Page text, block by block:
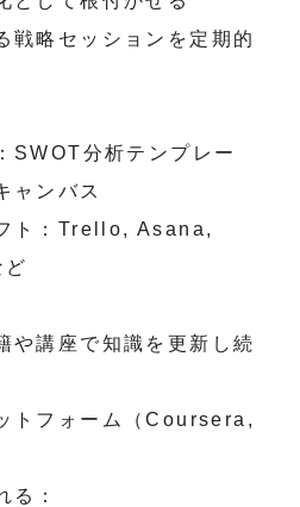
戦略セッションを定期的
SWOT分析テンプレー
ャンバス
ト：Trello, Asana,
や講座で知識を更新し続
トフォーム（Coursera,
る：